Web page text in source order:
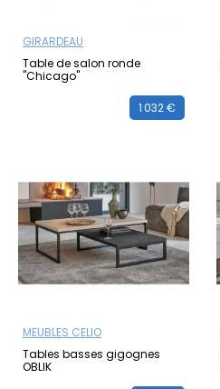
GIRARDEAU
Table de salon ronde
"Chicago"
1 032 €
MEUBLES CELIO
Tables basses gigognes
OBLIK